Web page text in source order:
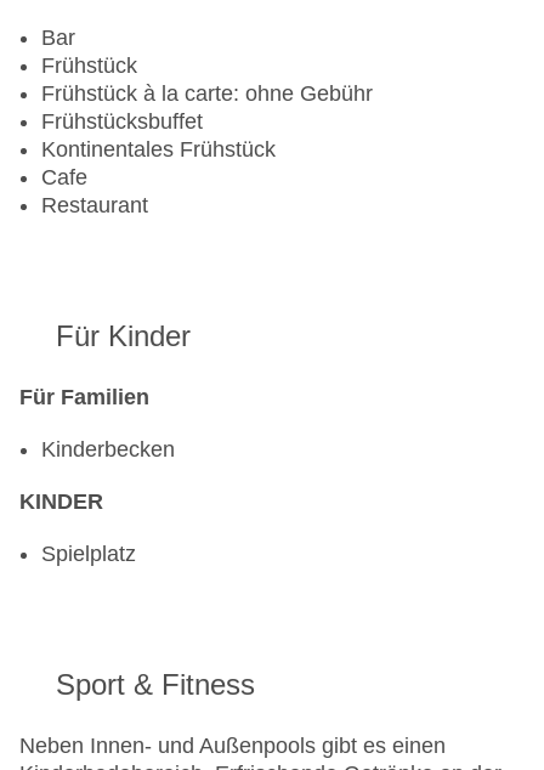
Zahlungsarten: American Express, Diners Club,
Mastercard, Visa
Landeskategorie: 5 Sterne
Bar
Frühstück
Frühstück à la carte: ohne Gebühr
Frühstücksbuffet
Kontinentales Frühstück
Cafe
Restaurant
Für Kinder
Für Familien
Kinderbecken
KINDER
Spielplatz
Sport & Fitness
Neben Innen- und Außenpools gibt es einen